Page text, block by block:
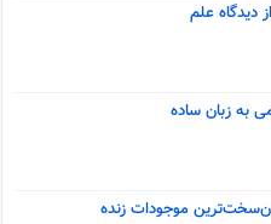
دیدگاه علم
به زبان ساده
موجودات زنده